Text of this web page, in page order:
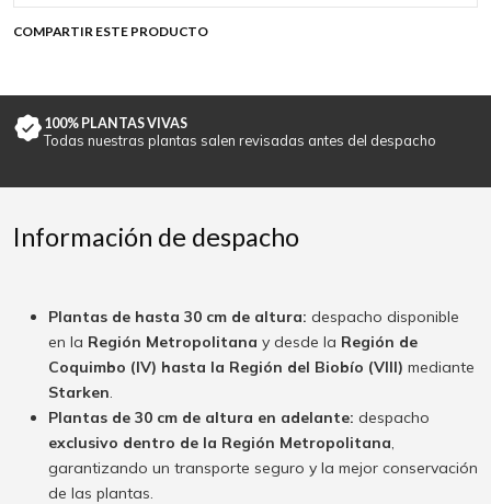
COMPARTIR ESTE PRODUCTO
100% PLANTAS VIVAS
Todas nuestras plantas salen revisadas antes del despacho
Información de despacho
Plantas de hasta 30 cm de altura: despacho disponible
en la Región Metropolitana y desde la Región de
Coquimbo (IV) hasta la Región del Biobío (VIII) mediante
Starken.
Plantas de 30 cm de altura en adelante: despacho
exclusivo dentro de la Región Metropolitana,
garantizando un transporte seguro y la mejor conservación
de las plantas.